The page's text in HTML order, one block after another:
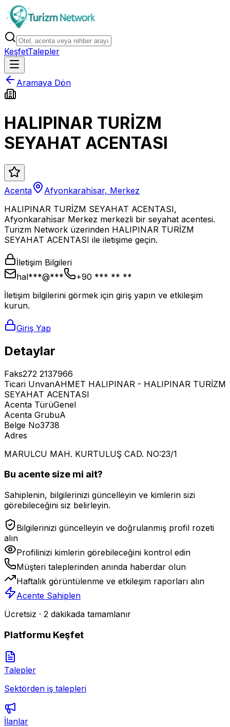
KeşfetTalepler
Aramaya Dön
HALIPINAR TURİZM
SEYAHAT ACENTASI
Acenta
Afyonkarahi̇sar, Merkez
HALIPINAR TURİZM SEYAHAT ACENTASI,
Afyonkarahi̇sar Merkez merkezli bir seyahat acentesi.
Turizm Network üzerinden HALIPINAR TURİZM
SEYAHAT ACENTASI ile iletişime geçin.
İletişim Bilgileri
hal***@***
+90 *** ** **
İletişim bilgilerini görmek için giriş yapın ve etkileşim
kurun.
Giriş Yap
Detaylar
Faks272 2137966
Ticari UnvanAHMET HALIPINAR - HALIPINAR TURİZM
SEYAHAT ACENTASI
Acenta TürüGenel
Acenta GrubuA
Belge No3738
Adres
MARULCU MAH. KURTULUŞ CAD. NO:23/1
Bu acente size mi ait?
Sahiplenin, bilgilerinizi güncelleyin ve kimlerin sizi
görebileceğini siz belirleyin.
Bilgilerinizi güncelleyin ve doğrulanmış profil rozeti
alın
Profilinizi kimlerin görebileceğini kontrol edin
Müşteri taleplerinden anında haberdar olun
Haftalık görüntülenme ve etkileşim raporları alın
Acente Sahiplen
Ücretsiz · 2 dakikada tamamlanır
Platformu Keşfet
Talepler
Sektörden iş talepleri
İlanlar